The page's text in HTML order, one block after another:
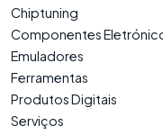
Chiptuning
Componentes
Emuladores
Ferramentas
Produtos Digitais
Serviços